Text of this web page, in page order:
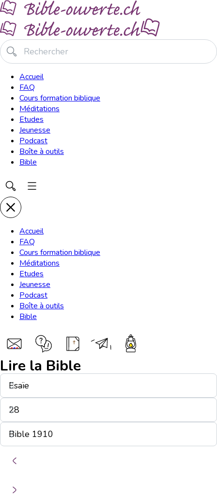
Accueil
FAQ
Cours formation biblique
Méditations
Etudes
Jeunesse
Podcast
Boîte à outils
Bible
Accueil
FAQ
Cours formation biblique
Méditations
Etudes
Jeunesse
Podcast
Boîte à outils
Bible
Lire la Bible